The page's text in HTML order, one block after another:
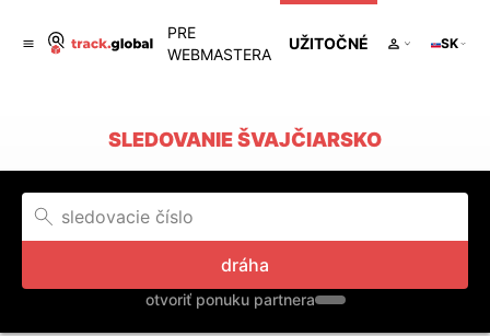
PRE
WEBMASTERA
UŽITOČNÉ SK
SLEDOVANIE ŠVAJČIARSKO
dráha
otvoriť ponuku partnera